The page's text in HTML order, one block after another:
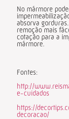
No mármore
absorva
remoção mais
cotação para a
mármore.
Fontes:
http://
e-cuidados
https://
decoracao/